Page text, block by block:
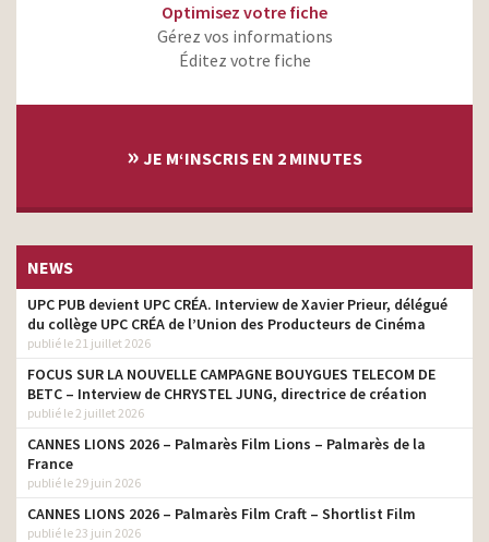
agence
Ibupradoll – Ne laissez pas
votre douleur transformeragence
audition janvier 2017
vos envies
agence
Liebig Frais – La recette
Fiat 500 X avec Adrien
Brody
agence
Diane Kruger
agence
Kellogg’s Extra – The
Collector- Son goût passe
avant tout
agence
Optimisez votre fiche
Gérez vos informations
Éditez votre fiche
» JE M‘INSCRIS EN 2 MINUTES
NEWS
UPC PUB devient UPC CRÉA. Interview de Xavier Prieur, délégué
du collège UPC CRÉA de l’Union des Producteurs de Cinéma
publié le 21 juillet 2026
FOCUS SUR LA NOUVELLE CAMPAGNE BOUYGUES TELECOM DE
BETC – Interview de CHRYSTEL JUNG, directrice de création
publié le 2 juillet 2026
CANNES LIONS 2026 – Palmarès Film Lions – Palmarès de la
France
publié le 29 juin 2026
CANNES LIONS 2026 – Palmarès Film Craft – Shortlist Film
publié le 23 juin 2026